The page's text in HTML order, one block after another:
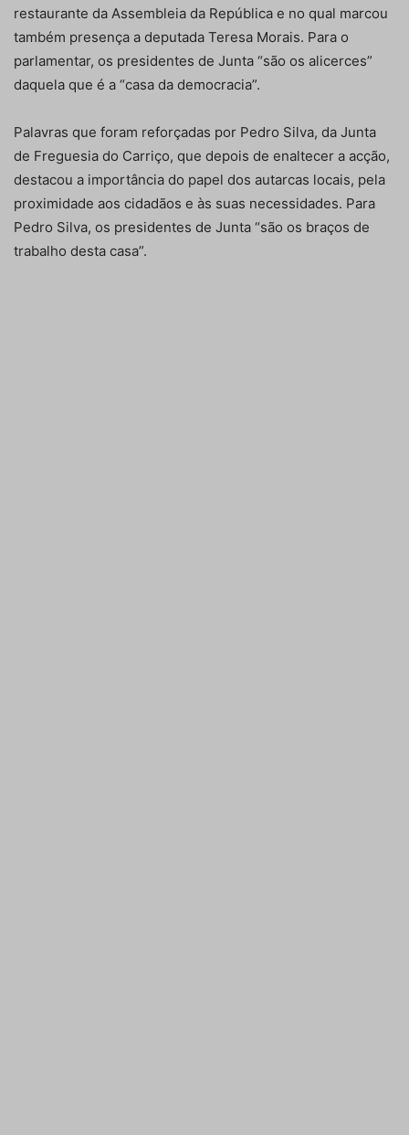
restaurante da Assembleia da República e no qual marcou
também presença a deputada Teresa Morais. Para o
parlamentar, os presidentes de Junta “são os alicerces”
daquela que é a “casa da democracia”.
Palavras que foram reforçadas por Pedro Silva, da Junta
de Freguesia do Carriço, que depois de enaltecer a acção,
destacou a importância do papel dos autarcas locais, pela
proximidade aos cidadãos e às suas necessidades. Para
Pedro Silva, os presidentes de Junta “são os braços de
trabalho desta casa”.